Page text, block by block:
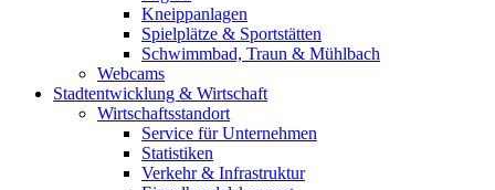
Kneippanlagen
Spielplätze & Sportstätten
Schwimmbad, Traun & Mühlbach
Webcams
Stadtentwicklung & Wirtschaft
Wirtschaftsstandort
Service für Unternehmen
Statistiken
Verkehr & Infrastruktur